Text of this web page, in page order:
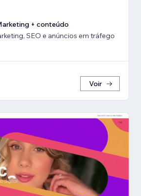
+ conteúdo
SEO e anúncios em tráfego
Voir